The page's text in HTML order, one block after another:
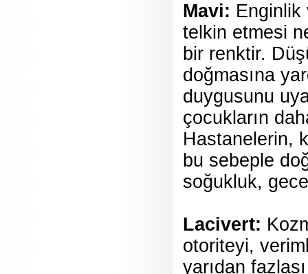
Mavi: Enginlik
telkin etmesi
bir renktir.
doğmasına
duygusunu
çocukların
Hastanelerin,
bu sebeple
soğukluk,
Lacivert:
otoriteyi,
yarıdan